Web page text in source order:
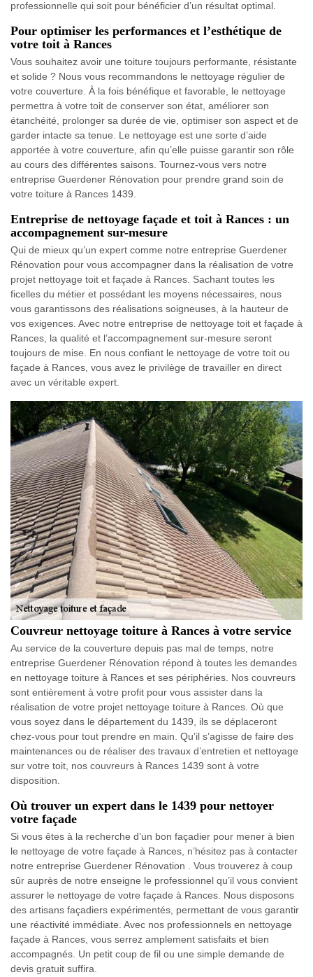
professionnelle qui soit pour bénéficier d’un résultat optimal.
Pour optimiser les performances et l’esthétique de
votre toit à Rances
Vous souhaitez avoir une toiture toujours performante, résistante
et solide ? Nous vous recommandons le nettoyage régulier de
votre couverture. À la fois bénéfique et favorable, le nettoyage
permettra à votre toit de conserver son état, améliorer son
étanchéité, prolonger sa durée de vie, optimiser son aspect et de
garder intacte sa tenue. Le nettoyage est une sorte d’aide
apportée à votre couverture, afin qu’elle puisse garantir son rôle
au cours des différentes saisons. Tournez-vous vers notre
entreprise Guerdener Rénovation pour prendre grand soin de
votre toiture à Rances 1439.
Entreprise de nettoyage façade et toit à Rances : un
accompagnement sur-mesure
Qui de mieux qu’un expert comme notre entreprise Guerdener
Rénovation pour vous accompagner dans la réalisation de votre
projet nettoyage toit et façade à Rances. Sachant toutes les
ficelles du métier et possédant les moyens nécessaires, nous
vous garantissons des réalisations soigneuses, à la hauteur de
vos exigences. Avec notre entreprise de nettoyage toit et façade à
Rances, la qualité et l’accompagnement sur-mesure seront
toujours de mise. En nous confiant le nettoyage de votre toit ou
façade à Rances, vous avez le privilège de travailler en direct
avec un véritable expert.
Couvreur nettoyage toiture à Rances à votre service
Au service de la couverture depuis pas mal de temps, notre
entreprise Guerdener Rénovation répond à toutes les demandes
en nettoyage toiture à Rances et ses périphéries. Nos couvreurs
sont entièrement à votre profit pour vous assister dans la
réalisation de votre projet nettoyage toiture à Rances. Où que
vous soyez dans le département du 1439, ils se déplaceront
chez-vous pour tout prendre en main. Qu’il s’agisse de faire des
maintenances ou de réaliser des travaux d’entretien et nettoyage
sur votre toit, nos couvreurs à Rances 1439 sont à votre
disposition.
Où trouver un expert dans le 1439 pour nettoyer
votre façade
Si vous êtes à la recherche d’un bon façadier pour mener à bien
le nettoyage de votre façade à Rances, n’hésitez pas à contacter
notre entreprise Guerdener Rénovation . Vous trouverez à coup
sûr auprès de notre enseigne le professionnel qu’il vous convient
assurer le nettoyage de votre façade à Rances. Nous disposons
des artisans façadiers expérimentés, permettant de vous garantir
une réactivité immédiate. Avec nos professionnels en nettoyage
façade à Rances, vous serrez amplement satisfaits et bien
accompagnés. Un petit coup de fil ou une simple demande de
devis gratuit suffira.